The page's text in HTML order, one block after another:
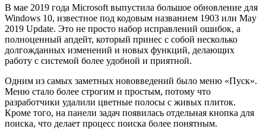
В мае 2019 года Microsoft выпустила большое обновление для
Windows 10, известное под кодовым названием 1903 или May
2019 Update. Это не просто набор исправлений ошибок, а
полноценный апдейт, который принес с собой несколько
долгожданных изменений и новых функций, делающих
работу с системой более удобной и приятной.
Одним из самых заметных нововведений было меню «Пуск».
Меню стало более строгим и простым, потому что
разработчики удалили цветные полосы с живых плиток.
Кроме того, на панели задач появилась отдельная кнопка для
поиска, что делает процесс поиска более понятным.